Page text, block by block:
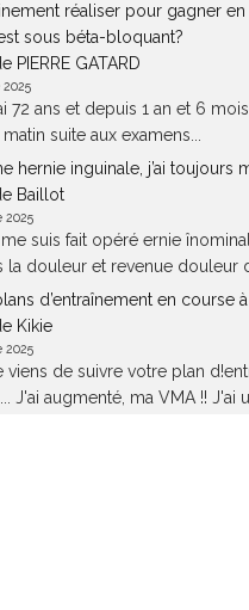
réaliser pour gagner
sous béta-bloquant?
PIERRE GATARD
72 ans et depuis 1 an et 6
suite aux examens...
hernie inguinale, j’ai toujours
Baillot
2025
suis fait opéré ernie
la douleur et revenue douleur
d’entraînement en course
Kikie
2025
viens de suivre votre plan
J'ai augmenté, ma VMA !! J'ai